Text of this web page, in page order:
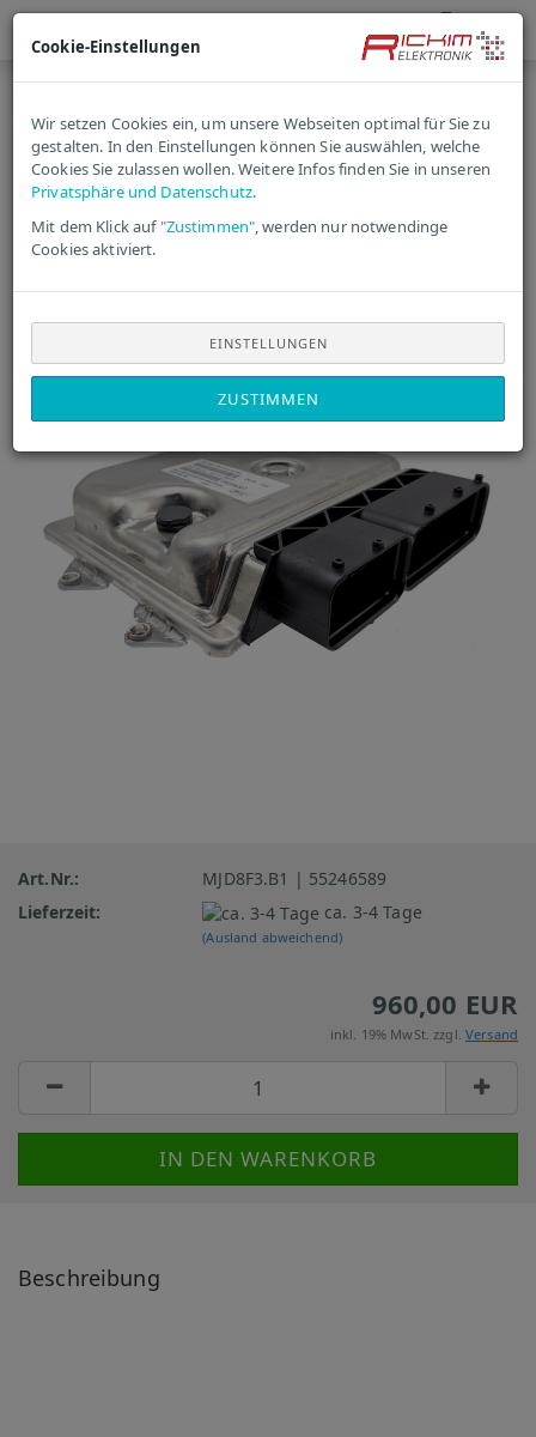
Letzter »
1264Artikel in dieser Kategorie
Fiat Ducato
Motorsteuergerät
MJD8F3.B1 | 55246589 NEU
Art.Nr.:
MJD8F3.B1 | 55246589
Lieferzeit:
ca. 3-4 Tage
(Ausland abweichend)
960,00 EUR
inkl. 19% MwSt. zzgl.Versand
Beschreibung
Cookie-Einstellungen
Wir setzen Cookies ein, um unsere Webseiten optimal für Sie zu
gestalten. In den Einstellungen können Sie auswählen, welche
Cookies Sie zulassen wollen. Weitere Infos finden Sie in unseren
Privatsphäre und Datenschutz.
Mit dem Klick auf"Zustimmen", werden nur notwendinge
Cookies aktiviert.
EINSTELLUNGEN
ZUSTIMMEN